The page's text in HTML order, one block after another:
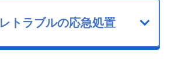
トラブルの応急処置